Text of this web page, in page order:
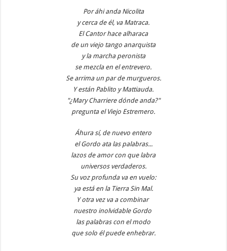
Por áhi anda Nicolita
y cerca de él, va Matraca.
El Cantor hace alharaca
de un viejo tango anarquista
y la marcha peronista
se mezcla en el entrevero.
Se arrima un par de murgueros.
Y están Pablito y Mattiauda.
"¿Mary Charriere dónde anda?"
pregunta el Viejo Estremero.
Áhura sí, de nuevo entero
el Gordo ata las palabras...
lazos de amor con que labra
universos verdaderos.
Su voz profunda va en vuelo:
ya está en la Tierra Sin Mal.
Y otra vez va a combinar
nuestro inolvidable Gordo
las palabras con el modo
que solo él puede enhebrar.